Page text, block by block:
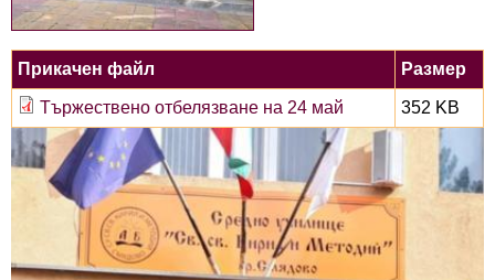
Прикачен файл Размер
Тържествено отбелязване на 24 май 352 KB